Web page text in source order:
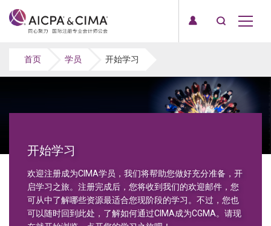
首页 学员 开始学习
开始学习
欢迎注册成为CIMA学员，我们将帮助您做好充分准备，开
启学习之旅。注册完成后，您将收到我们的欢迎邮件，您
可从中了解哪些资源最适合您现阶段的学习。不过，您也
可以随时回到此处，了解如何通过CIMA成为CGMA。请现